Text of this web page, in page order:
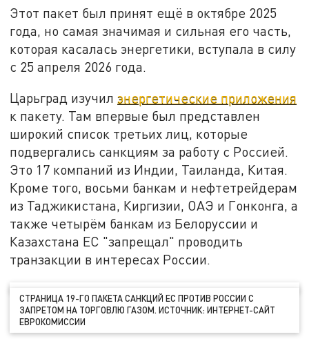
Этот пакет был принят ещё в октябре 2025
года, но самая значимая и сильная его часть,
которая касалась энергетики, вступала в силу
с 25 апреля 2026 года.
Царьград изучилэнергетические приложения
к пакету. Там впервые был представлен
широкий список третьих лиц, которые
подвергались санкциям за работу с Россией.
Это 17 компаний из Индии, Таиланда, Китая.
Кроме того, восьми банкам и нефтетрейдерам
из Таджикистана, Киргизии, ОАЭ и Гонконга, а
также четырём банкам из Белоруссии и
Казахстана ЕС "запрещал" проводить
транзакции в интересах России.
СТРАНИЦА 19-ГО ПАКЕТА САНКЦИЙ ЕС ПРОТИВ РОССИИ С
ЗАПРЕТОМ НА ТОРГОВЛЮ ГАЗОМ. ИСТОЧНИК: ИНТЕРНЕТ-САЙТ
ЕВРОКОМИССИИ